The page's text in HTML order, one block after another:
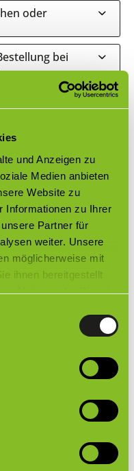
und Anzeigen zu
Medien anbieten
Website zu
Informationen zu Ihrer
Partner für
weiter. Unsere
möglicherweise mit
ihnen bereitgestellt
Nutzung der Dienste
oder
bei
Packstation